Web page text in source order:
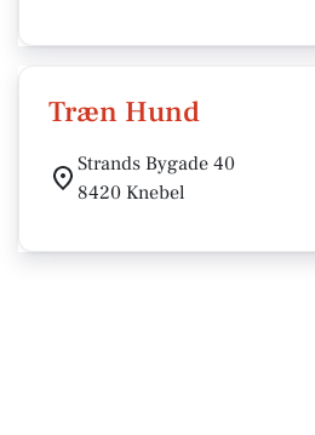
Træn Hund
Strands Bygade 40
8420 Knebel